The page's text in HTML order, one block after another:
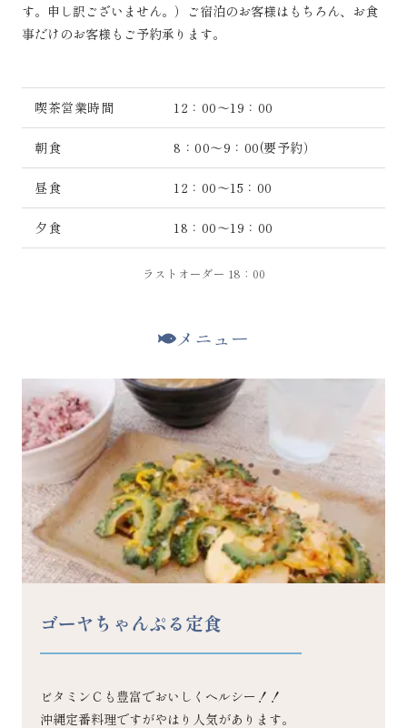
す。申し訳ございません。）ご宿泊のお客様はもちろん、お食
事だけのお客様もご予約承ります。
喫茶営業時間 12：00～19：00
朝食 8：00～9：00(要予約）
昼食 12：00～15：00
夕食 18：00～19：00
ラストオーダー 18：00
メニュー
ゴーヤちゃんぷる定食
ビタミンＣも豊富でおいしくヘルシー！！
沖縄定番料理ですがやはり人気があります。